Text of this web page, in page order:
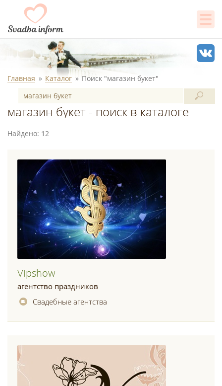
Главная Каталог Поиск "магазин букет"
магазин букет - поиск в каталоге
Найдено: 12
Vipshow
агентство праздников
Свадебные агентства